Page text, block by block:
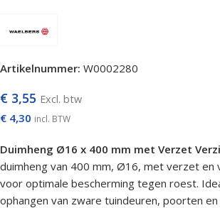
Artikelnummer: W0002280
€ 3,55 Excl. btw
€ 4,30 incl. BTW
Duimheng Ø16 x 400 mm met Verzet
duimheng van 400 mm, Ø16, met verzet en
voor optimale bescherming tegen roest.
ophangen van zware tuindeuren, poorten